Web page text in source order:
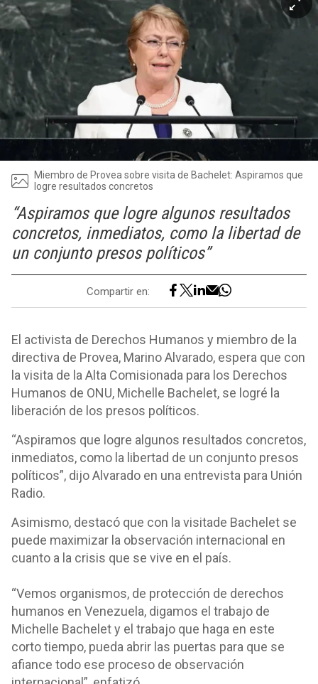
Miembro de Provea sobre visita de Bachelet: Aspiramos que
logre resultados concretos
“Aspiramos que logre algunos resultados
concretos, inmediatos, como la libertad de
un conjunto presos políticos”
Compartir en:
El activista de Derechos Humanos y miembro de la
directiva de Provea, Marino Alvarado, espera que con
la visita de la Alta Comisionada para los Derechos
Humanos de ONU, Michelle Bachelet, se logré la
liberación de los presos políticos.
“Aspiramos que logre algunos resultados concretos,
inmediatos, como la libertad de un conjunto presos
políticos”, dijo Alvarado en una entrevista para Unión
Radio.
Asimismo, destacó que con la visitade Bachelet se
puede maximizar la observación internacional en
cuanto a la crisis que se vive en el país.
“Vemos organismos, de protección de derechos
humanos en Venezuela, digamos el trabajo de
Michelle Bachelet y el trabajo que haga en este
corto tiempo, pueda abrir las puertas para que se
afiance todo ese proceso de observación